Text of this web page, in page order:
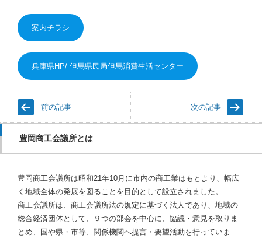
案内チラシ
兵庫県HP/ 但馬県民局但馬消費生活センター
前の記事 次の記事
豊岡商工会議所とは
豊岡商工会議所は昭和21年10月に市内の商工業はもとより、幅広
く地域全体の発展を図ることを目的として設立されました。
商工会議所は、商工会議所法の規定に基づく法人であり、地域の
総合経済団体として、９つの部会を中心に、協議・意見を取りま
とめ、国や県・市等、関係機関へ提言・要望活動を行っていま